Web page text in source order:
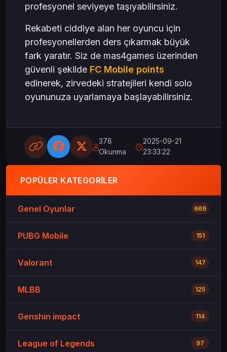
profesyonel seviyeye taşıyabilirsiniz.
Rekabeti ciddiye alan her oyuncu için
profesyonellerden ders çıkarmak büyük
fark yaratır. Siz de mas4games üzerinden
güvenli şekilde FC Mobile points
edinerek, zirvedeki stratejileri kendi solo
oyununuza uyarlamaya başlayabilirsiniz.
378
Okunma
2025-09-21
23:33:22
POPÜLER KATEGORILER
Genel Oyunlar 669
PUBG Mobile 151
Valorant 147
MLBB 125
Genshin impact 114
League of Legends 97